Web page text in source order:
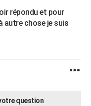
répondu et pour
autre chose je suis
question